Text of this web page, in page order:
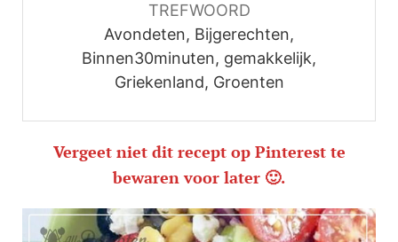
TREFWOORD
Avondeten, Bijgerechten,
Binnen30minuten, gemakkelijk,
Griekenland, Groenten
Vergeet niet dit recept op Pinterest te
bewaren voor later 🙂.